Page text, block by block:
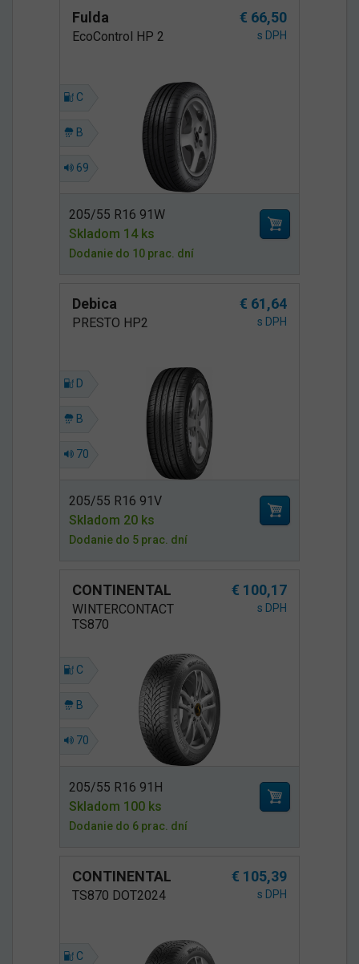
Fulda € 66,50
EcoControl HP 2 s DPH
C
B
69
205/55 R16 91W
Skladom 14 ks
Dodanie do 10 prac. dní
Debica € 61,64
PRESTO HP2 s DPH
D
B
70
205/55 R16 91V
Skladom 20 ks
Dodanie do 5 prac. dní
CONTINENTAL € 100,17
WINTERCONTACT
TS870
s DPH
C
B
70
205/55 R16 91H
Skladom 100 ks
Dodanie do 6 prac. dní
CONTINENTAL € 105,39
TS870 DOT2024 s DPH
C